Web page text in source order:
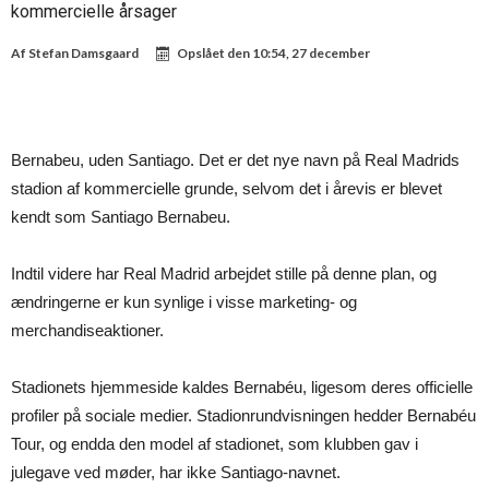
kommercielle årsager
Af Stefan Damsgaard Opslået den 10:54, 27 december
Bernabeu, uden Santiago. Det er det nye navn på Real Madrids
stadion af kommercielle grunde, selvom det i årevis er blevet
kendt som Santiago Bernabeu.
Indtil videre har Real Madrid arbejdet stille på denne plan, og
ændringerne er kun synlige i visse marketing- og
merchandiseaktioner.
Stadionets hjemmeside kaldes Bernabéu, ligesom deres officielle
profiler på sociale medier. Stadionrundvisningen hedder Bernabéu
Tour, og endda den model af stadionet, som klubben gav i
julegave ved møder, har ikke Santiago-navnet.